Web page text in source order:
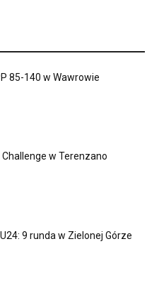
85-140 w Wawrowie
Challenge w Terenzano
9 runda w Zielonej Górze